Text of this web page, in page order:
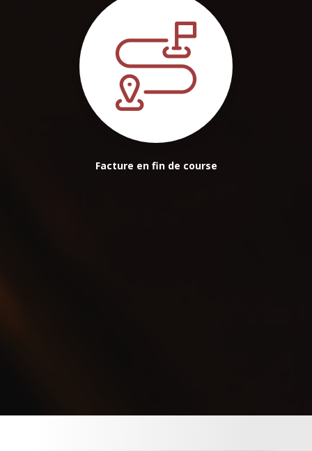
Facture en fin de course